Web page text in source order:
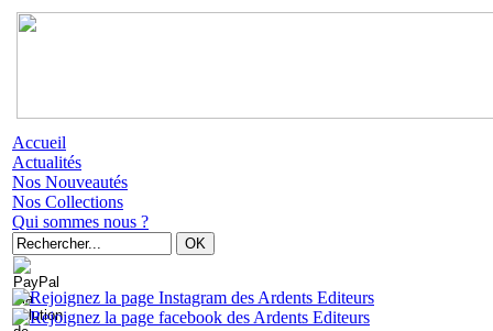
Accueil
Actualités
Nos Nouveautés
Nos Collections
Qui sommes nous ?